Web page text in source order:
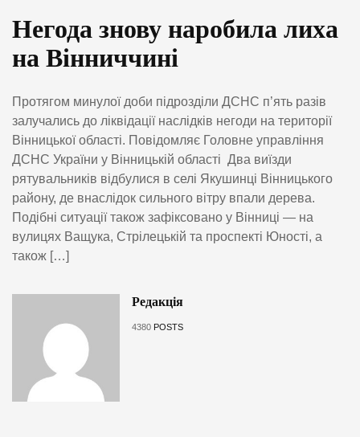
Негода знову наробила лиха
на Вінниччині
Протягом минулої доби підрозділи ДСНС п’ять разів
залучались до ліквідації наслідків негоди на території
Вінницької області. Повідомляє Головне управління
ДСНС України у Вінницькій області Два виїзди
рятувальників відбулися в селі Якушинці Вінницького
району, де внаслідок сильного вітру впали дерева.
Подібні ситуації також зафіксовано у Вінниці — на
вулицях Ващука, Стрілецькій та проспекті Юності, а
також […]
Редакція
4380 POSTS